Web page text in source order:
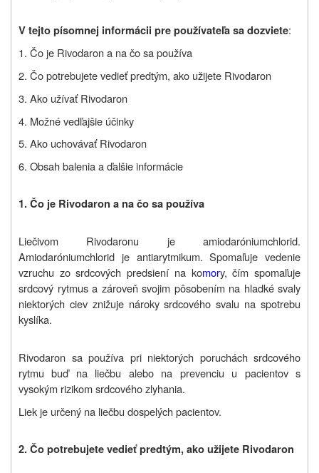
V tejto písomnej informácii pre používateľa sa dozviete:
1. Čo je Rivodaron a na čo sa používa
2. Čo potrebujete vedieť predtým, ako užijete Rivodaron
3. Ako užívať Rivodaron
4. Možné vedľajšie účinky
5. Ako uchovávať Rivodaron
6. Obsah balenia a ďalšie informácie
1. Čo je Rivodaron a na čo sa používa
Liečivom Rivodaronu je amiodaróniumchlorid.
Amiodaróniumchlorid je antiarytmikum. Spomaľuje vedenie
vzruchu zo srdcových predsiení na komory, čím spomaľuje
srdcový rytmus a zároveň svojim pôsobením na hladké svaly
niektorých ciev znižuje nároky srdcového svalu na spotrebu
kyslíka.
Rivodaron sa používa pri niektorých poruchách srdcového
rytmu buď na liečbu alebo na prevenciu u pacientov s
vysokým rizikom srdcového zlyhania.
Liek je určený na liečbu dospelých pacientov.
2. Čo potrebujete vedieť predtým, ako užijete Rivodaron